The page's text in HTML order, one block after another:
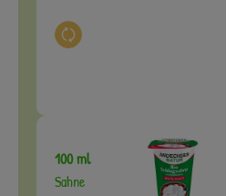
Auswahl ändern
100 ml
Sahne